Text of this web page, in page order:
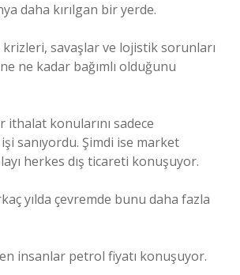
daha kırılgan bir yerde.
savaşlar ve lojistik sorunları
ne kadar bağımlı olduğunu
ithalat konularını sadece
sanıyordu. Şimdi ise market
herkes dış ticareti konuşuyor.
yılda çevremde bunu daha fazla
insanlar petrol fiyatı konuşuyor.